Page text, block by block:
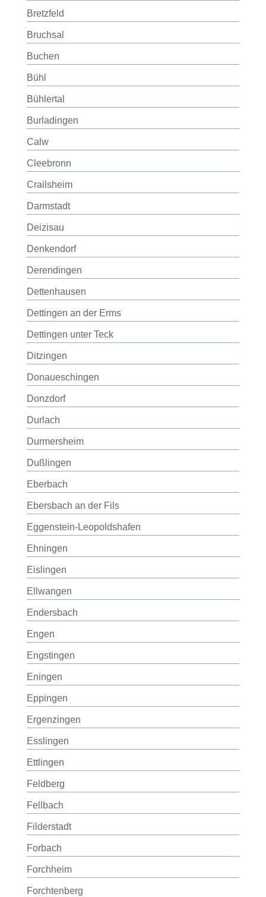
Bretzfeld
Bruchsal
Buchen
Bühl
Bühlertal
Burladingen
Calw
Cleebronn
Crailsheim
Darmstadt
Deizisau
Denkendorf
Derendingen
Dettenhausen
Dettingen an der Erms
Dettingen unter Teck
Ditzingen
Donaueschingen
Donzdorf
Durlach
Durmersheim
Dußlingen
Eberbach
Ebersbach an der Fils
Eggenstein-Leopoldshafen
Ehningen
Eislingen
Ellwangen
Endersbach
Engen
Engstingen
Eningen
Eppingen
Ergenzingen
Esslingen
Ettlingen
Feldberg
Fellbach
Filderstadt
Forbach
Forchheim
Forchtenberg